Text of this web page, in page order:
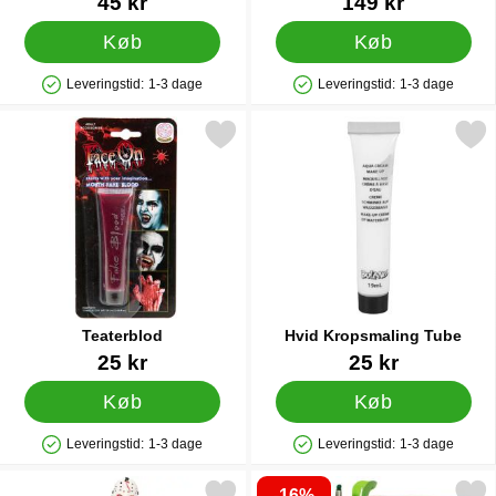
Køb
Produkttilgængelighed: På lager
Leveringstid: 1-3 dage
Køb
Produkttilgængelighed: På lager
Leveringstid: 1-3 dage
Teaterblod
25 kr
Køb
Produkttilgængelighed: På lager
Leveringstid: 1-3 dage
Markér teaterblod som favorit
Hvid Kropsmaling Tube
Varenr 3856025 kr
Køb
Produkttilgængelighed: På lager
Leveringstid: 1-3 dage
Markér hvid